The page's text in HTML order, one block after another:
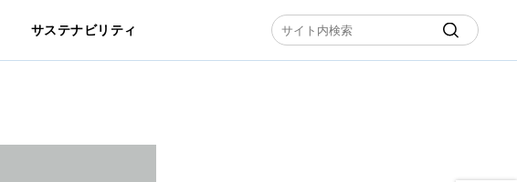
サステナビリティ